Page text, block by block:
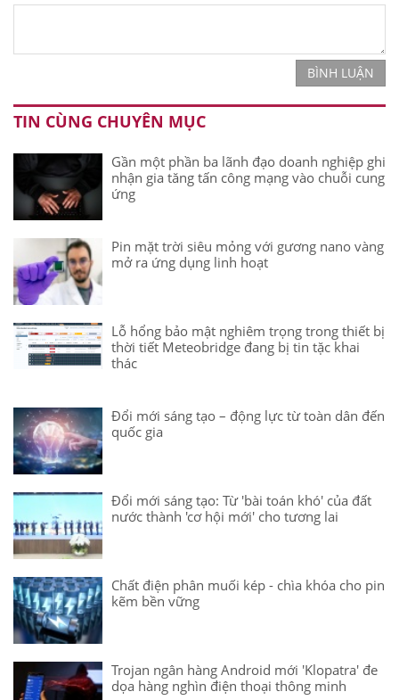
BÌNH LUẬN
TIN CÙNG CHUYÊN MỤC
Gần một phần ba lãnh đạo doanh nghiệp ghi
nhận gia tăng tấn công mạng vào chuỗi cung
ứng
Pin mặt trời siêu mỏng với gương nano vàng
mở ra ứng dụng linh hoạt
Lỗ hổng bảo mật nghiêm trọng trong thiết bị
thời tiết Meteobridge đang bị tin tặc khai
thác
Đổi mới sáng tạo – động lực từ toàn dân đến
quốc gia
Đổi mới sáng tạo: Từ 'bài toán khó' của đất
nước thành 'cơ hội mới' cho tương lai
Chất điện phân muối kép - chìa khóa cho pin
kẽm bền vững
Trojan ngân hàng Android mới 'Klopatra' đe
dọa hàng nghìn điện thoại thông minh